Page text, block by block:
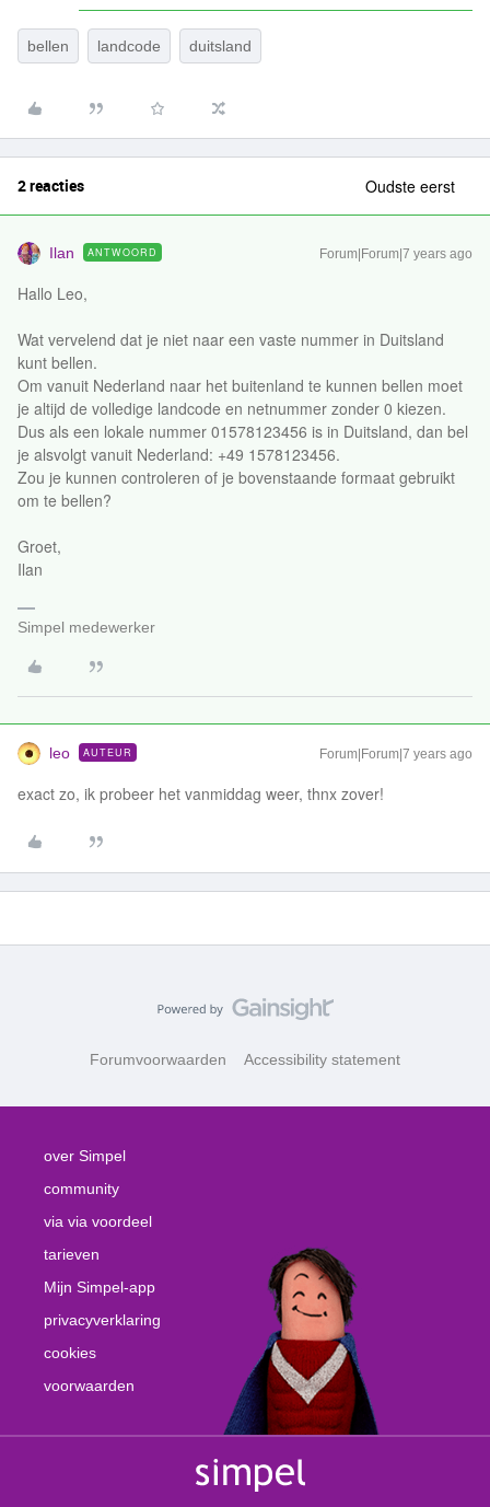
bellen landcode duitsland
2 reacties Oudste eerst
Ilan ANTWOORD Forum|Forum|7 years ago
Hallo Leo,
Wat vervelend dat je niet naar een vaste nummer in Duitsland
kunt bellen.
Om vanuit Nederland naar het buitenland te kunnen bellen moet
je altijd de volledige landcode en netnummer zonder 0 kiezen.
Dus als een lokale nummer 01578123456 is in Duitsland, dan bel
je alsvolgt vanuit Nederland: +49 1578123456.
Zou je kunnen controleren of je bovenstaande formaat gebruikt
om te bellen?
Groet,
Ilan
Simpel medewerker
leo AUTEUR Forum|Forum|7 years ago
exact zo, ik probeer het vanmiddag weer, thnx zover!
Forumvoorwaarden Accessibility statement
over Simpel
community
via via voordeel
tarieven
Mijn Simpel-app
privacyverklaring
cookies
voorwaarden